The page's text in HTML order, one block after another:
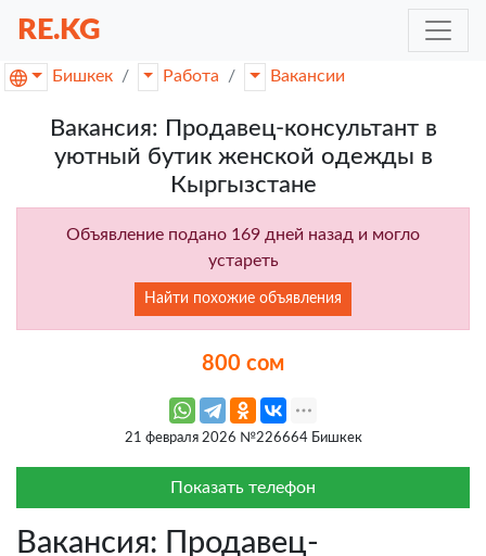
RE.KG
Бишкек Работа Вакансии
Вакансия: Продавец-консультант в
уютный бутик женской одежды в
Кыргызстане
Объявление подано 169 дней назад и могло
устареть
Найти похожие объявления
800 сом
21 февраля 2026 №226664 Бишкек
Показать телефон
Вакансия: Продавец-